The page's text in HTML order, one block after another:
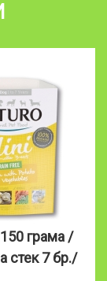
грама /
стек 7 бр./